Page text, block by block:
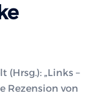
(Hrsg.): „Links –
Rezension von